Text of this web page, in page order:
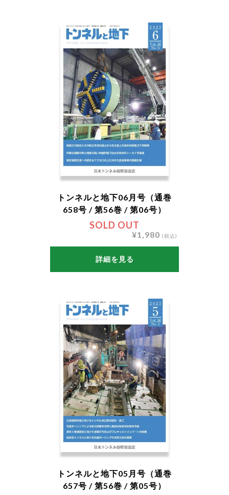
SOLD OUT
トンネルと地下06月号（通巻
658号 / 第56巻 / 第06号）
¥1,980 (税込)
詳細を見る
トンネルと地下05月号（通巻
657号 / 第56巻 / 第05号）